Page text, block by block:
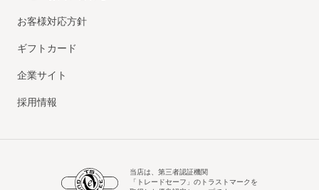
お客様対応方針
ギフトカード
企業サイト
採用情報
当店は、第三者認証機関
「トレードセーフ」のトラストマークを